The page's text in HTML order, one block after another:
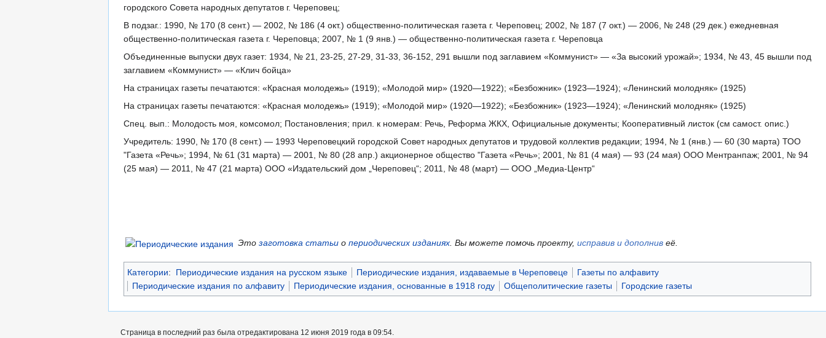
городского Совета народных депутатов г. Череповец;
В подзаг.: 1990, № 170 (8 сент.) — 2002, № 186 (4 окт.) общественно-политическая газета г. Череповец; 2002, № 187 (7 окт.) — 2006, № 248 (29 дек.) ежедневная
общественно-политическая газета г. Череповца; 2007, № 1 (9 янв.) — общественно-политическая газета г. Череповца
Объединенные выпуски двух газет: 1934, № 21, 23-25, 27-29, 31-33, 36-152, 291 вышли под заглавием «Коммунист» — «За высокий урожай»; 1934, № 43, 45 вышли под
заглавием «Коммунист» — «Клич бойца»
На страницах газеты печатаются: «Красная молодежь» (1919); «Молодой мир» (1920—1922); «Безбожник» (1923—1924); «Ленинский молодняк» (1925)
На страницах газеты печатаются: «Красная молодежь» (1919); «Молодой мир» (1920—1922); «Безбожник» (1923—1924); «Ленинский молодняк» (1925)
Спец. вып.: Молодость моя, комсомол; Постановления; прил. к номерам: Речь, Реформа ЖКХ, Официальные документы; Кооперативный листок (см самост. опис.)
Учредитель: 1990, № 170 (8 сент.) — 1993 Череповецкий городской Совет народных депутатов и трудовой коллектив редакции; 1994, № 1 (янв.) — 60 (30 марта) ТОО
"Газета «Речь»; 1994, № 61 (31 марта) — 2001, № 80 (28 апр.) акционерное общество "Газета «Речь»; 2001, № 81 (4 мая) — 93 (24 мая) ООО Ментранпаж; 2001, № 94
(25 мая) — 2011, № 47 (21 марта) ООО «Издательский дом „Череповец“; 2011, № 48 (март) — ООО „Медиа-Центр“
Это заготовка статьи о периодических изданиях. Вы можете помочь проекту, исправив и дополнив её.
Категории: Периодические издания на русском языке Периодические издания, издаваемые в Череповеце
Газеты по алфавиту
Периодические издания по алфавиту
Периодические издания, основанные в 1918 году Общеполитические газеты Городские газеты
Страница в последний раз была отредактирована 12 июня 2019 года в 09:54.